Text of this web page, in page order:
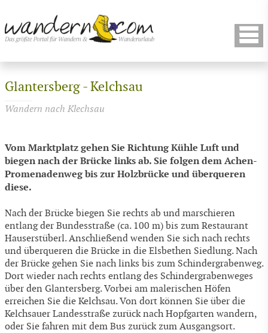
Glantersberg - Kelchsau
Wandern nach Klechsau
Vom Marktplatz gehen Sie Richtung Kühle Luft und
biegen nach der Brücke links ab. Sie folgen dem Achen-
Promenadenweg bis zur Holzbrücke und überqueren
diese.
Nach der Brücke biegen Sie rechts ab und marschieren
entlang der Bundesstraße (ca. 100 m) bis zum Restaurant
Hauserstüberl. Anschließend wenden Sie sich nach rechts
und überqueren die Brücke in die Elsbethen Siedlung. Nach
der Brücke gehen Sie nach links bis zum Schindergrabenweg.
Dort wieder nach rechts entlang des Schindergrabenweges
über den Glantersberg. Vorbei am malerischen Höfen
erreichen Sie die Kelchsau. Von dort können Sie über die
Kelchsauer Landesstraße zurück nach Hopfgarten wandern,
oder Sie fahren mit dem Bus zurück zum Ausgangsort.